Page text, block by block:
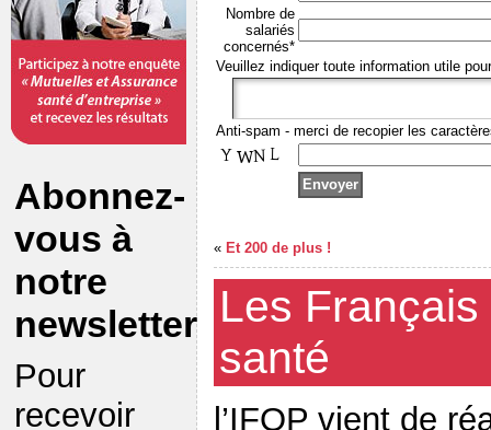
Abonnez-
vous à
notre
newsletter
Pour
recevoir
Nombre de
salariés
concernés*
Veuillez indiquer toute information utile
Anti-spam - merci de recopier les
« Et 200 de plus !
Les
santé
l’IFOP vient de